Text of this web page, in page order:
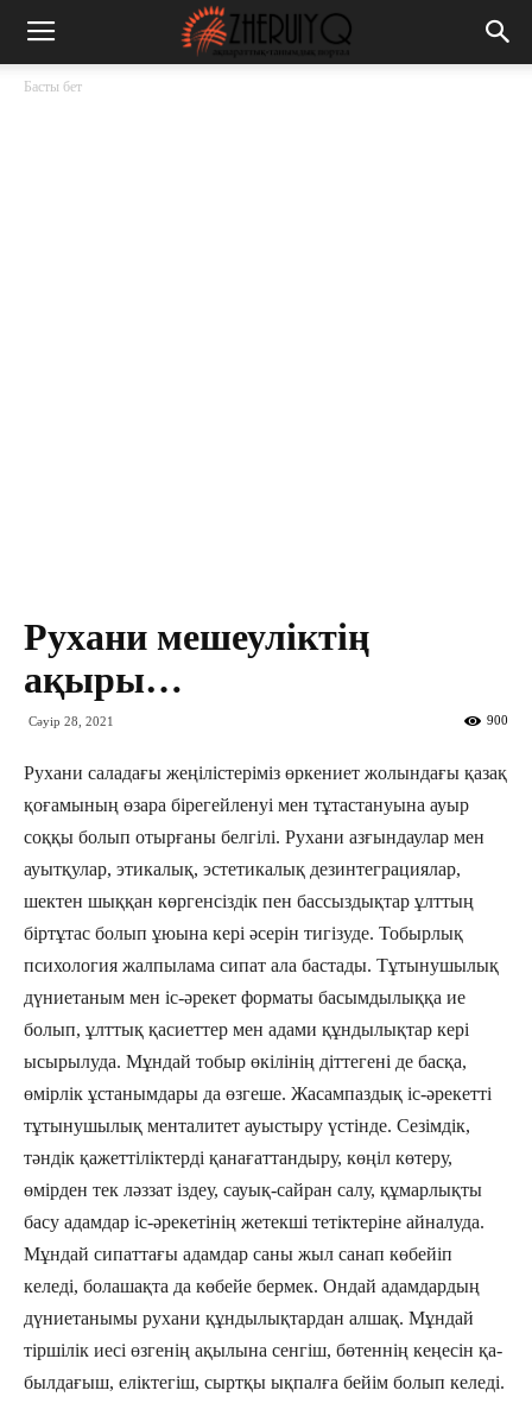
Басты бет
Рухани мешеуліктің
ақыры…
Сәуір 28, 2021 900
Рухани саладағы жеңіліс­тері­міз өркениет жолындағы қазақ
қоға­­мының өзара бірегейленуі мен тұтас­тануына ауыр
соққы болып отыр­ғаны белгілі. Рухани азғындаулар мен
ауыт­қулар, этикалық, эстетикалық дезинтеграциялар,
шектен шыққан көрген­сіздік пен бассыздықтар ұлттың
біртұтас болып ұюына кері әсерін тигізуде. Тобырлық
психология жалпылама сипат ала бастады. Тұтынушылық
дүниетаным мен іс-әрекет форматы басымдылыққа ие
болып, ұлттық қасиеттер мен адами құндылықтар кері
ысырылуда. Мұндай тобыр өкілінің діттегені де басқа,
өмірлік ұстанымдары да өзгеше. Жасампаздық іс-әрекетті
тұтынушылық менталитет ауыстыру үстінде. Сезімдік,
тәндік қажеттіліктерді қанағаттандыру, көңіл көтеру,
өмірден тек ләззат іздеу, сауық-сайран салу, құмарлықты
басу адамдар іс-әрекетінің жетекші тетіктеріне айналуда.
Мұндай сипаттағы адамдар саны жыл санап көбейіп
келеді, болашақта да көбейе бермек. Ондай адамдардың
дүниетанымы рухани құндылықтардан алшақ. Мұндай
тіршілік иесі өзгенің ақылына сенгіш, бөтеннің кеңесін қа­
был­дағыш, еліктегіш, сыртқы ықпалға бейім болып келеді.